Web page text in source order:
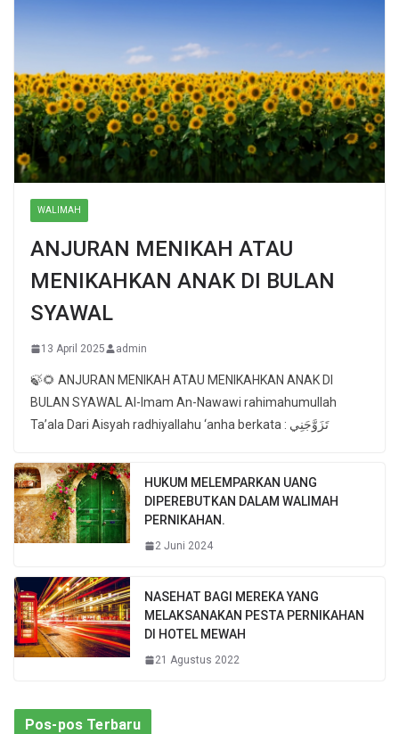
WALIMAH
ANJURAN MENIKAH ATAU
MENIKAHKAN ANAK DI BULAN
SYAWAL
13 April 2025 admin
🍃🌻 ANJURAN MENIKAH ATAU MENIKAHKAN ANAK DI
BULAN SYAWAL Al-Imam An-Nawawi rahimahumullah
Ta’ala Dari Aisyah radhiyallahu ‘anha berkata : تَزَوَّجَنِي
HUKUM MELEMPARKAN UANG
DIPEREBUTKAN DALAM WALIMAH
PERNIKAHAN.
2 Juni 2024
NASEHAT BAGI MEREKA YANG
MELAKSANAKAN PESTA PERNIKAHAN
DI HOTEL MEWAH
21 Agustus 2022
Pos-pos Terbaru